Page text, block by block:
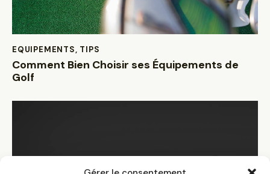
EQUIPEMENTS, TIPS
Comment Bien Choisir ses Équipements de
Golf